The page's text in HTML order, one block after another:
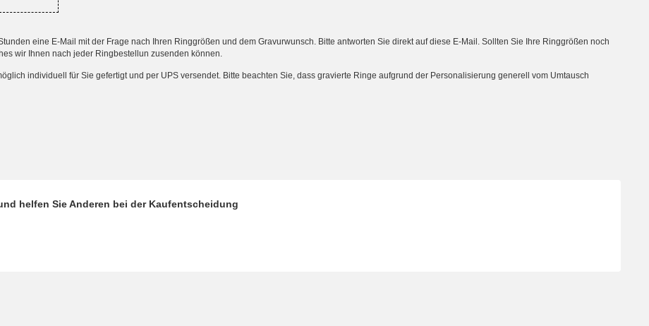
eine E-Mail mit der Frage nach Ihren Ringgrößen und dem Gravurwunsch. Bitte antworten Sie direkt auf diese E-Mail. Sollten Sie Ihre Ringgrößen noch
wir Ihnen nach jeder Ringbestellun zusenden können.
individuell für Sie gefertigt und per UPS versendet. Bitte beachten Sie, dass gravierte Ringe aufgrund der Personalisierung generell vom Umtausch
helfen Sie Anderen bei der Kaufentscheidung